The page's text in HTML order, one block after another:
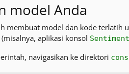
model Anda
membuat model dan kode terlatih
aplikasi konsol
navigasikan ke direktori